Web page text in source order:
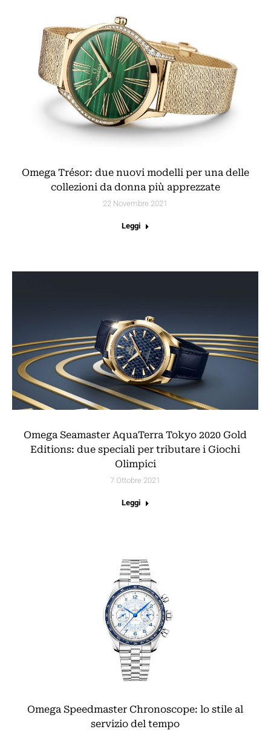
Omega Trésor: due nuovi modelli per una delle
collezioni da donna più apprezzate
22 Novembre 2021
Leggi
Omega Seamaster AquaTerra Tokyo 2020 Gold
Editions: due speciali per tributare i Giochi
Olimpici
7 Ottobre 2021
Leggi
Omega Speedmaster Chronoscope: lo stile al
servizio del tempo